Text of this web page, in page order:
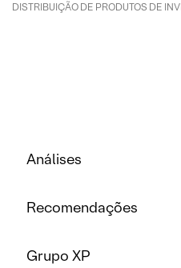
DISTRIBUIÇÃO DE PRODUTOS DE
Análises
Recomendações
Grupo XP